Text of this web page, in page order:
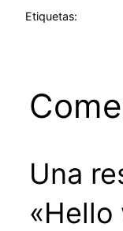
Etiquetas:
Una
«Hello